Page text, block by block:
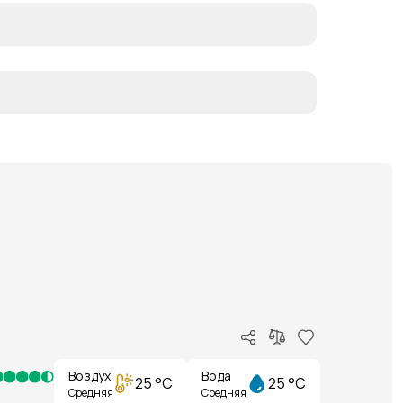
Воздух
Средняя 25 °C Вода
Средняя 25 °C